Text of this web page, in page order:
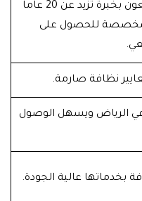
خبراء متمرسون يتمتعون بخبرة تزيد عن 20 عاماً
للحصول على
نظافة صارمة.
الرياض ويسهل الوصول
بخدماتها عالية الجودة.